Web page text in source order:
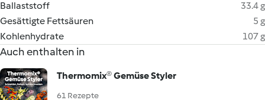
Ballaststoff
33.4 g
Gesättigte Fettsäuren
5 g
Kohlenhydrate
107 g
Auch enthalten in
Thermomix® Gemüse Styler
61 Rezepte